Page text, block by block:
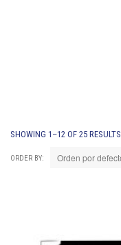
SHOWING 1–12 OF 25 RESULTS
ORDER BY: